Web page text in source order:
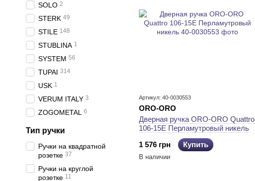
Артикул: 40-0030553
ORO-ORO
Дверная ручка ORO-ORO Quattro
106-15E Перламутровый никель
1 576 грн
Купить
В наличии
SOLO 2
STERK 49
STILE 148
STUBLINA 1
SYSTEM 56
TUPAI 314
USK 1
VERUM ITALY 3
ZOGOMETAL 6
Тип ручки
Ручки на квадратной
розетке 37
Ручки на круглой
розетке 11